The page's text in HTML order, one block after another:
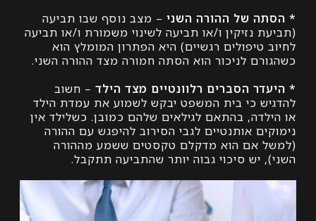
של ההורה השני– מצב נוסף שבו תביעה
נזיקין ו/או תביעה לשינוי משמורת ו/או תביעה
טיפולים רגשיים) היא הפתרון המומלץ הוא
לניכור הוא הסתה חמורה מצד ההורה השני.
הסברים רלוונטיים מצד הילד– חשוב
כי בית המשפט יבקש לשמוע את עמדת הילד
בהתאם לגילאים שלהם כמובן. כשלילד אין
אותנטיים לגבי הסירוב להיפגש עם ההורה
אם הוא מדקלם טקסטים ששמע מההורה
יש סיכוי גבוה יותר שהתביעה תתקבל.